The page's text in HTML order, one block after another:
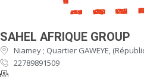
SAHEL AFRIQUE GROUP
Niamey ; Quartier GAWEYE,
22789891509